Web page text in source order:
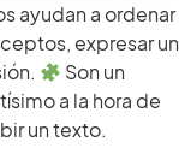
ayudan a ordenar
expresar un
Son un
a la hora de
un texto.